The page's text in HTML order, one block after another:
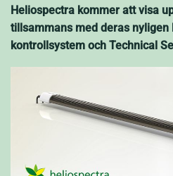
Heliospectra kommer att visa
tillsammans med deras nyligen
kontrollsystem och Technical